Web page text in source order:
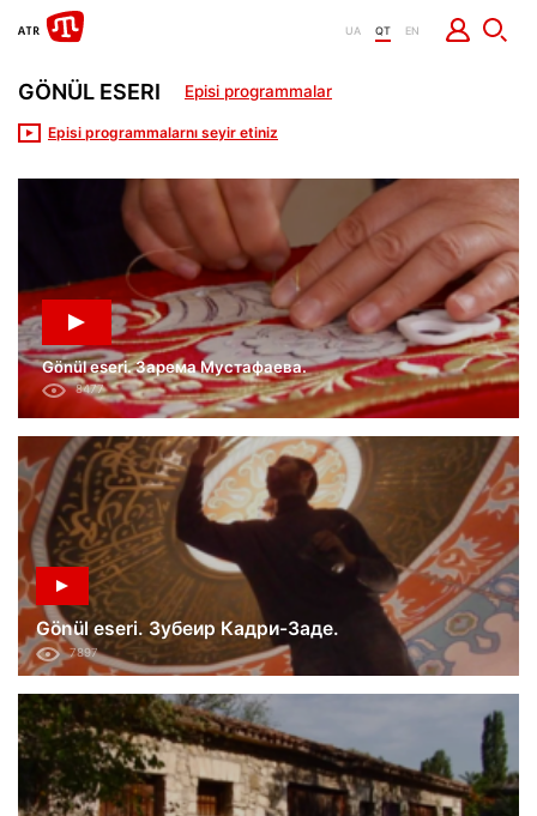
UA QT EN
GÖNÜL ESERI Episi programmalar
Gönül eseri. Зарема Мустафаева.
8477
Gönül eseri. Зубеир Кадри-Заде.
7897
Episi programmalarnı seyir etiniz